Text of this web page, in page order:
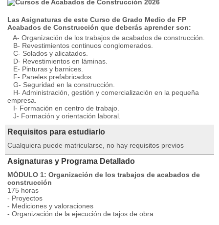
Las Asignaturas de este Curso de Grado Medio de FP
Acabados de Construcción que deberás aprender son:
A- Organización de los trabajos de acabados de construcción.
B- Revestimientos continuos conglomerados.
C- Solados y alicatados.
D- Revestimientos en láminas.
E- Pinturas y barnices.
F- Paneles prefabricados.
G- Seguridad en la construcción.
H- Administración, gestión y comercialización en la pequeña
empresa.
I- Formación en centro de trabajo.
J- Formación y orientación laboral.
Requisitos para estudiarlo
Cualquiera puede matricularse, no hay requisitos previos
Asignaturas y Programa Detallado
MÓDULO 1: Organización de los trabajos de acabados de
construcción
175 horas
- Proyectos
- Mediciones y valoraciones
- Organización de la ejecución de tajos de obra